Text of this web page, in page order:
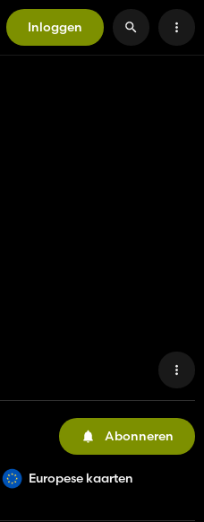
Inloggen
Abonneren
Europese kaarten